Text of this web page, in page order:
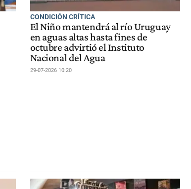
CONDICIÓN CRÍTICA
El Niño mantendrá al río Uruguay
en aguas altas hasta fines de
octubre advirtió el Instituto
Nacional del Agua
29-07-2026 10:20